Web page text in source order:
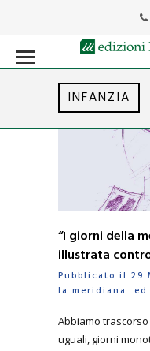
INFANZIA
“I giorni della
illustrata
Pubblicato il 29
la meridiana
ed
Abbiamo
uguali, giorni